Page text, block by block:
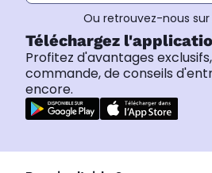
Ou retrouvez-nous sur
Téléchargez
Profitez d'avantages
commande, de conseils
encore.